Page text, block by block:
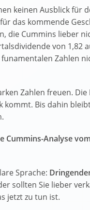
keinen Ausblick für
das kommende
die Cummins lieber
von 1,82
Zahlen
Zahlen freuen. Die
kommt. Bis dahin
Cummins-Analyse
Sprache:
sollten Sie lieber
jetzt zu tun ist.